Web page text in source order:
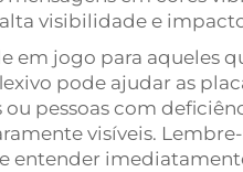
visibilidade e
em jogo para aqueles
pode ajudar as
pessoas com
visíveis.
entender